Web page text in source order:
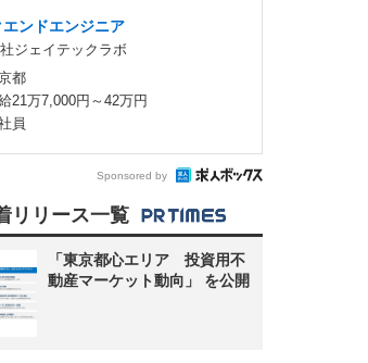
ンドエンジニア
ジェイテックラボ
都
21万7,000円～42万円
員
Sponsored by
リリース一覧
「東京都心エリア 投資用不
動産マーケット動向」 を公開